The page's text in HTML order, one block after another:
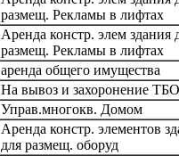
размещ. Рекламы в лифтах
Аренда констр. элем здания
размещ. Рекламы в лифтах
аренда общего имущества
На вывоз и захоронение ТБО
Управ.многокв. Домом
Аренда констр. элементов
для размещ. оборуд